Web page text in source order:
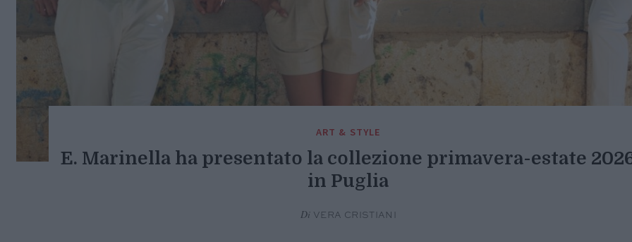
ART & STYLE
E. Marinella ha presentato la collezione primavera-estate
in Puglia
Di VERA CRISTIANI